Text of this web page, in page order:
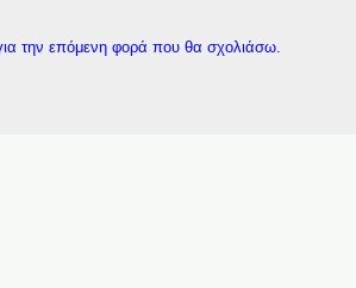
την επόμενη φορά που θα σχολιάσω.